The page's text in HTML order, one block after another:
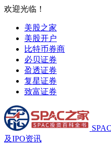
欢迎光临！
美股之家
美股开户
比特币券商
必贝证券
盈透证券
复星证券
致富证券
及IPO资讯